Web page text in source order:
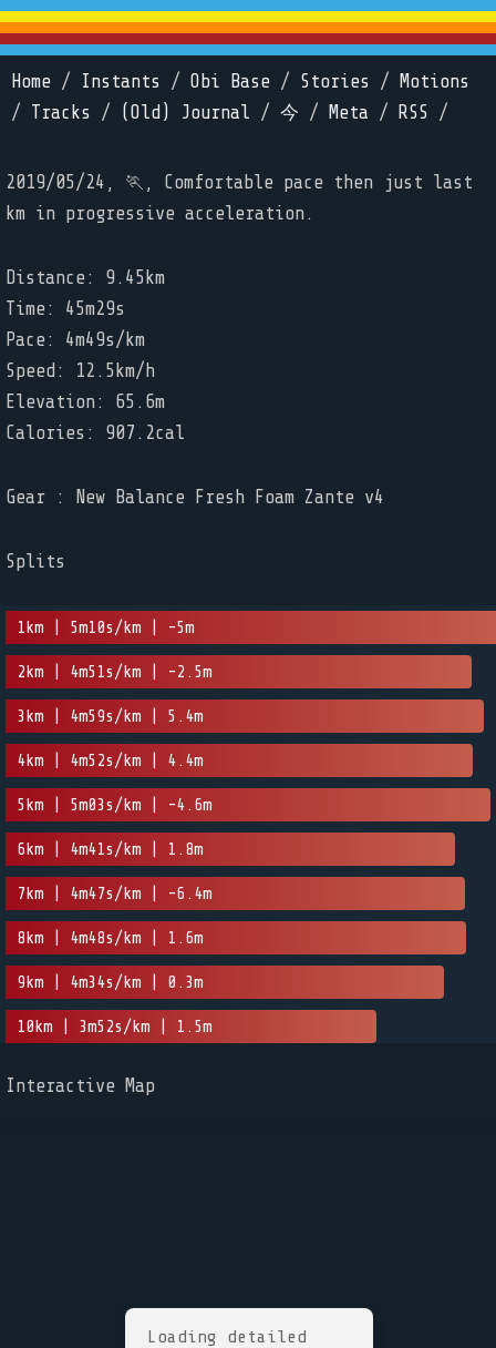
Home / Instants / Obi Base / Stories /
Motions
/ Tracks / (Old) Journal / 今 / Meta / RSS /
2019/05/24, 🏃, Comfortable pace then just last
km in progressive acceleration.
Distance: 9.45km
Time: 45m29s
Pace: 4m49s/km
Speed: 12.5km/h
Elevation: 65.6m
Calories: 907.2cal
Gear : New Balance Fresh Foam Zante v4
Splits
1km | 5m10s/km | -5m
2km | 4m51s/km | -2.5m
3km | 4m59s/km | 5.4m
4km | 4m52s/km | 4.4m
5km | 5m03s/km | -4.6m
6km | 4m41s/km | 1.8m
7km | 4m47s/km | -6.4m
8km | 4m48s/km | 1.6m
9km | 4m34s/km | 0.3m
10km | 3m52s/km | 1.5m
Interactive Map
Loading detailed